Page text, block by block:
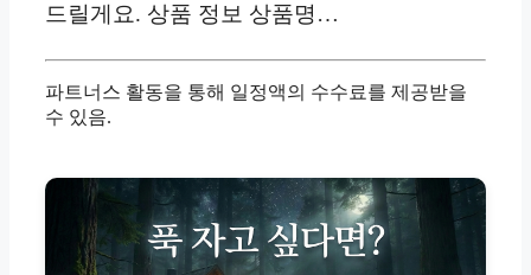
드릴게요. 상품 정보 상품명…
파트너스 활동을 통해 일정액의 수수료를 제공받을
수 있음.